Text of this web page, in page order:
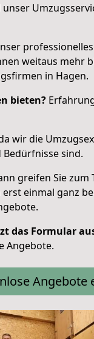
unser
weitaus mehr
in Hagen.
bieten?
wir die
Bedürfnisse sind.
greifen Sie zum
erst einmal ganz
das Formular
Angebote.
Angebote